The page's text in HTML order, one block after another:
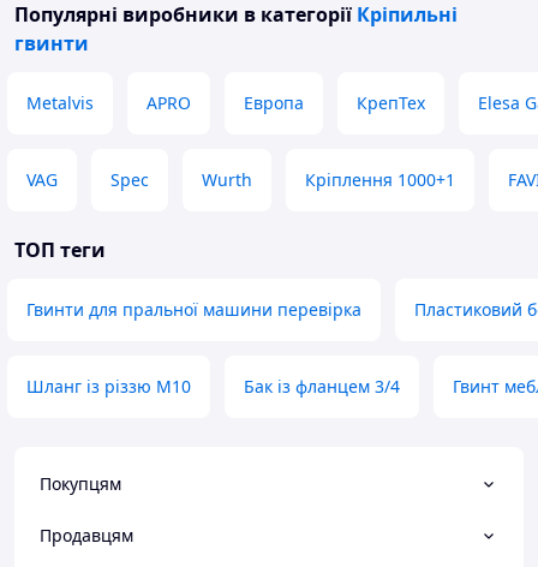
Популярні виробники в категорії Кріпильні
гвинти
Metalvis APRO Европа КрепТех Elesa
VAG Spec Wurth Кріплення 1000+1
ТОП теги
Гвинти для пральної машини перевірка Пластиковий
Шланг із різзю M10 Бак із фланцем 3/4 Гвинт
Покупцям
Продавцям